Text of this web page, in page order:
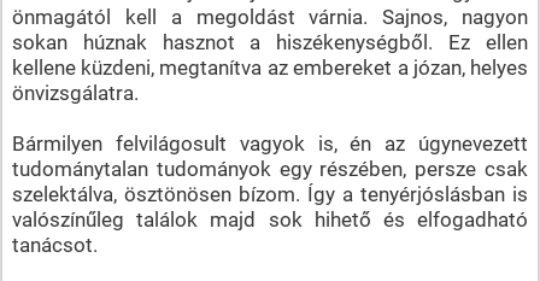
önmagától kell a megoldást várnia. Sajnos, nagyon
sokan húznak hasznot a hiszékenységből. Ez ellen
kellene küzdeni, megtanítva az embereket a józan, helyes
önvizsgálatra.
Bármilyen felvilágosult vagyok is, én az úgynevezett
tudománytalan tudományok egy részében, persze csak
szelektálva, ösztönösen bízom. Így a tenyérjóslásban is
valószínűleg találok majd sok hihető és elfogadható
tanácsot.